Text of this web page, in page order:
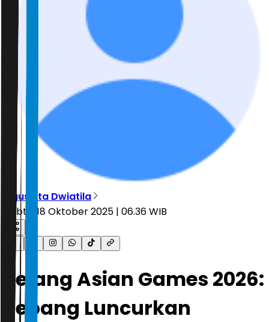
Agusvita Dwiatila
Sabtu, 18 Oktober 2025 | 06.36 WIB
Jelang Asian Games 2026:
Jepang Luncurkan